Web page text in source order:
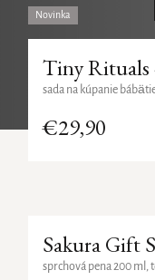
Novinka
Tiny Rituals
€29,90
sada na kúpanie
Sakura Gift
sprchová pena 200 ml,